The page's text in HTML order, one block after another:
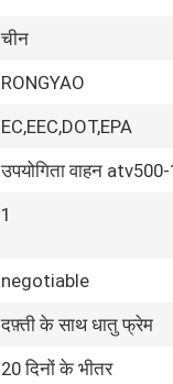
चीन
RONGYAO
EC,EEC,DOT,EPA
उपयोगिता वाहन atv500-
1
negotiable
दफ़्ती के साथ धातु फ्रेम
20 दिनों के भीतर